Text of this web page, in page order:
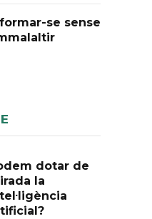
se sense
dotar de
la